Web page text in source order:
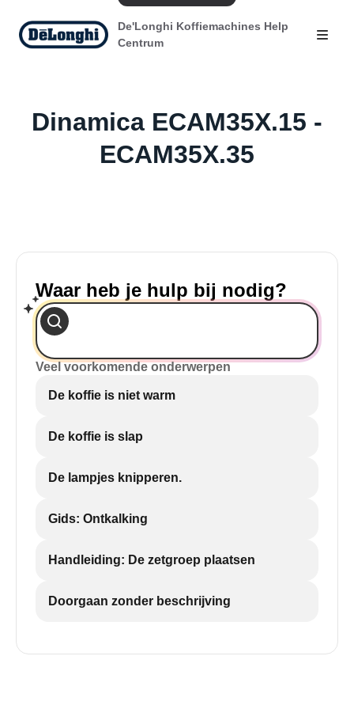
De'Longhi Koffiemachines Help
Centrum
Dinamica ECAM35X.15 -
ECAM35X.35
Waar heb je hulp bij nodig?
Veel voorkomende onderwerpen
De koffie is niet warm
De koffie is slap
De lampjes knipperen.
Gids: Ontkalking
Handleiding: De zetgroep plaatsen
Doorgaan zonder beschrijving